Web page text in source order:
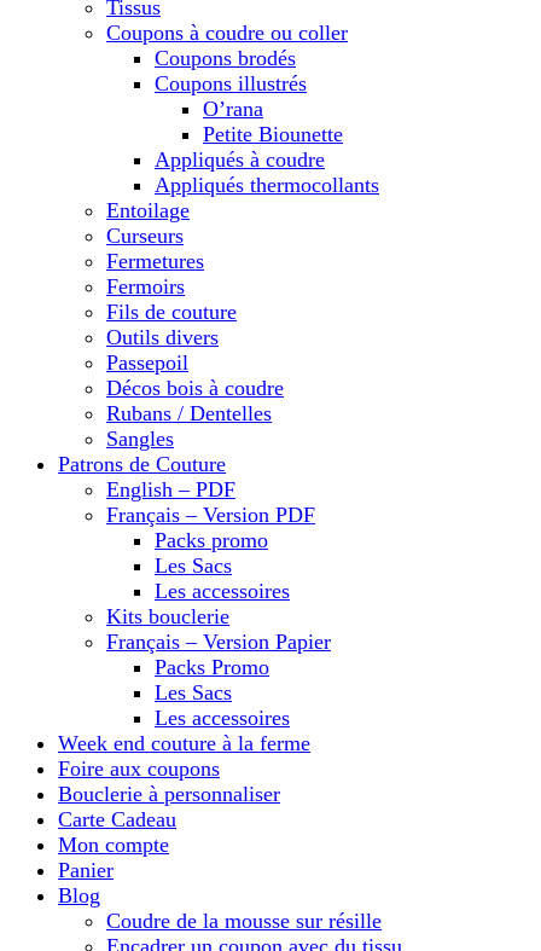
Tissus
Coupons à coudre ou coller
Coupons brodés
Coupons illustrés
O’rana
Petite Biounette
Appliqués à coudre
Appliqués thermocollants
Entoilage
Curseurs
Fermetures
Fermoirs
Fils de couture
Outils divers
Passepoil
Décos bois à coudre
Rubans / Dentelles
Sangles
Patrons de Couture
English – PDF
Français – Version PDF
Packs promo
Les Sacs
Les accessoires
Kits bouclerie
Français – Version Papier
Packs Promo
Les Sacs
Les accessoires
Week end couture à la ferme
Foire aux coupons
Bouclerie à personnaliser
Carte Cadeau
Mon compte
Panier
Blog
Coudre de la mousse sur résille
Encadrer un coupon avec du tissu